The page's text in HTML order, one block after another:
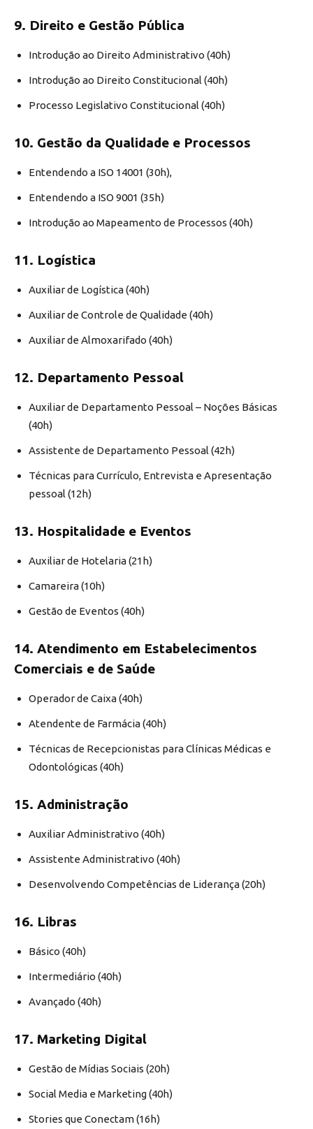
9. Direito e Gestão Pública
Introdução ao Direito Administrativo (40h)
Introdução ao Direito Constitucional (40h)
Processo Legislativo Constitucional (40h)
10. Gestão da Qualidade e Processos
Entendendo a ISO 14001 (30h),
Entendendo a ISO 9001 (35h)
Introdução ao Mapeamento de Processos (40h)
11. Logística
Auxiliar de Logística (40h)
Auxiliar de Controle de Qualidade (40h)
Auxiliar de Almoxarifado (40h)
12. Departamento Pessoal
Auxiliar de Departamento Pessoal – Noções Básicas
(40h)
Assistente de Departamento Pessoal (42h)
Técnicas para Currículo, Entrevista e Apresentação
pessoal (12h)
13. Hospitalidade e Eventos
Auxiliar de Hotelaria (21h)
Camareira (10h)
Gestão de Eventos (40h)
14. Atendimento em Estabelecimentos
Comerciais e de Saúde
Operador de Caixa (40h)
Atendente de Farmácia (40h)
Técnicas de Recepcionistas para Clínicas Médicas e
Odontológicas (40h)
15. Administração
Auxiliar Administrativo (40h)
Assistente Administrativo (40h)
Desenvolvendo Competências de Liderança (20h)
16. Libras
Básico (40h)
Intermediário (40h)
Avançado (40h)
17. Marketing Digital
Gestão de Mídias Sociais (20h)
Social Media e Marketing (40h)
Stories que Conectam (16h)